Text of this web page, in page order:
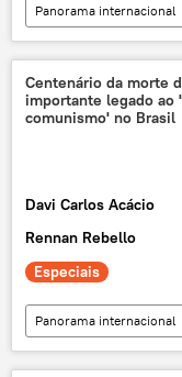
Panorama internacional
Coreia do Sul
Serviço Nacional de
geopolítica
Seul
suspensão
Kim Jong-un
Centenário da morte
importante legado ao
comunismo' no Brasil
Davi Carlos Acácio
Rennan Rebello
Especiais
Panorama internacional
Europa